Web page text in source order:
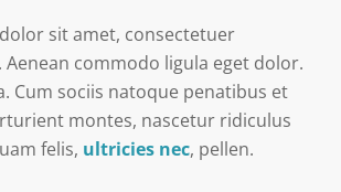
sit amet, consectetuer
Aenean commodo ligula eget dolor.
Cum sociis natoque penatibus et
montes, nascetur ridiculus
felis, ultricies nec, pellen.